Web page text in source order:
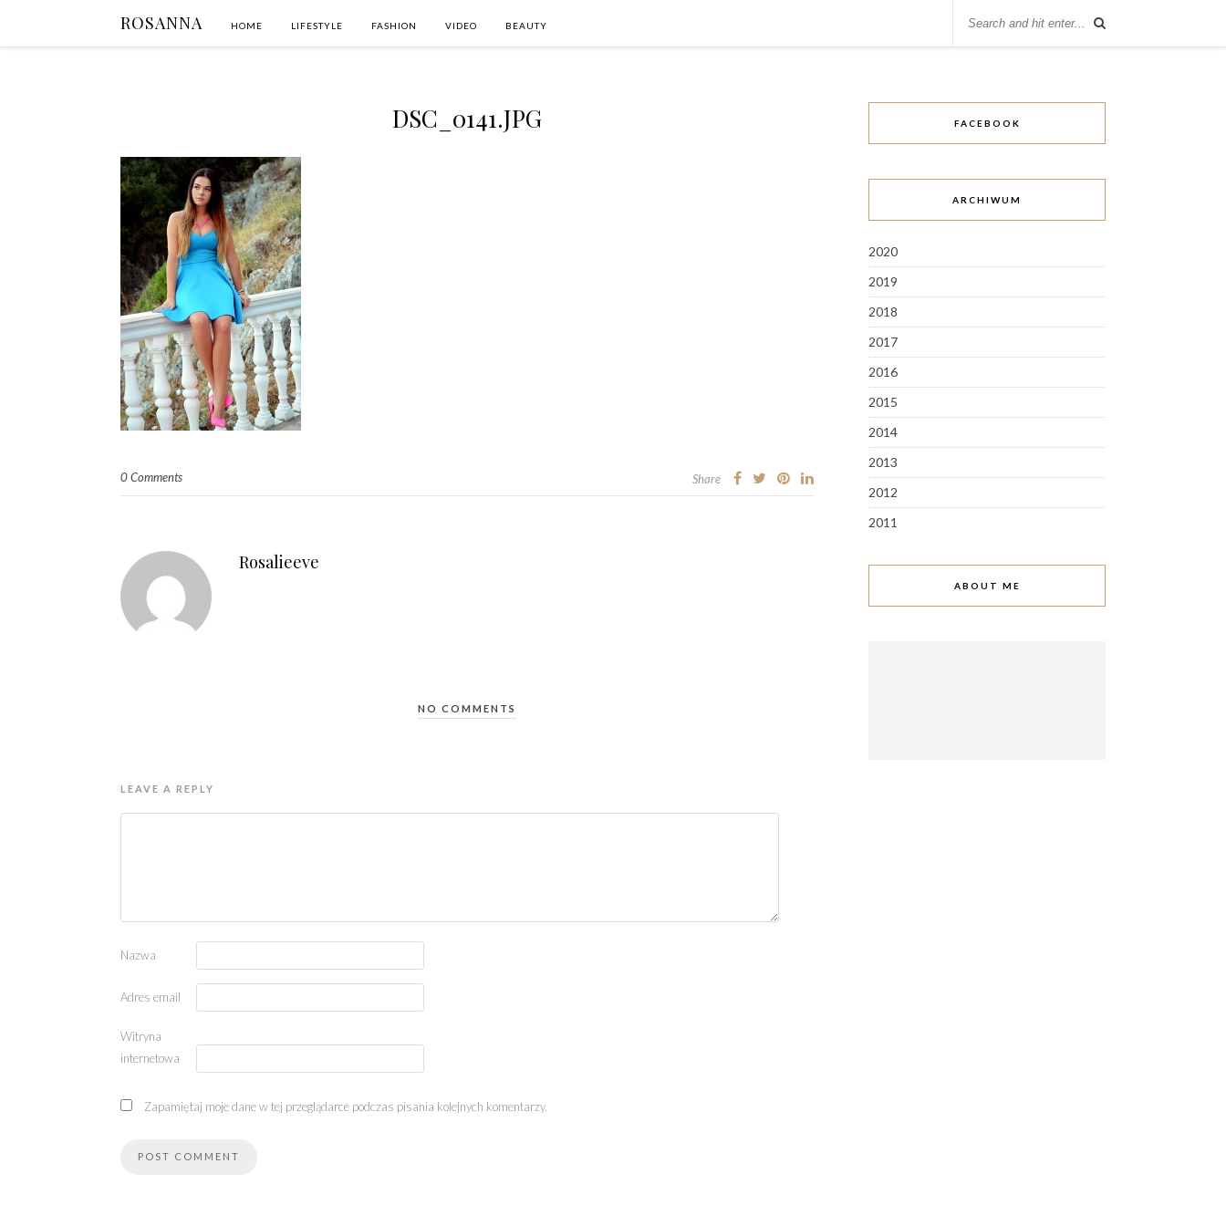
ROSANNA HOME LIFESTYLE FASHION VIDEO BEAUTY
DSC_0141.JPG
0 Comments Share
Rosalieeve
NO COMMENTS
LEAVE A REPLY
Nazwa
Adres email
Witryna
internetowa
Zapamiętaj moje dane w tej przeglądarce podczas pisania kolejnych komentarzy.
FACEBOOK
ARCHIWUM
2020
2019
2018
2017
2016
2015
2014
2013
2012
2011
ABOUT ME